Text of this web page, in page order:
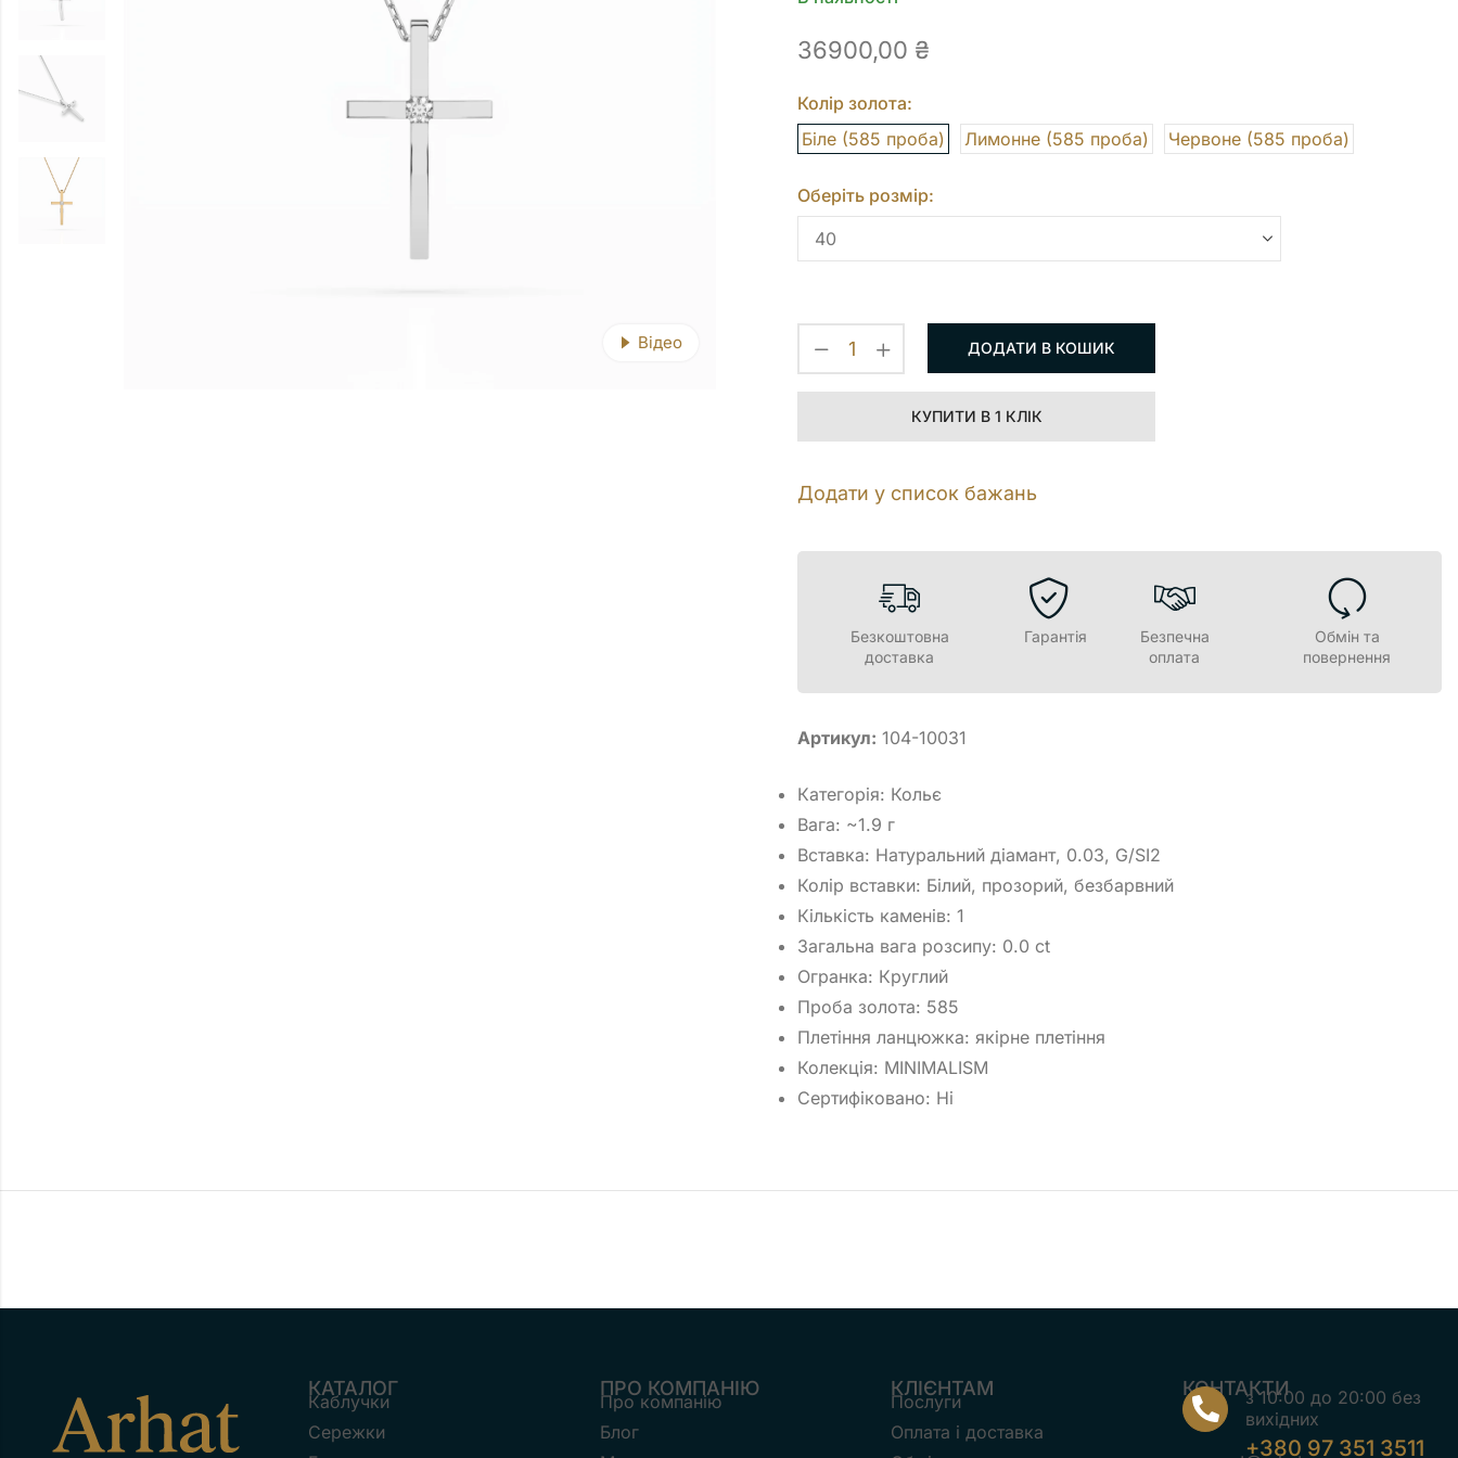
Відео
36900,00 ₴
Колір золота:
Біле (585 проба)
Лимонне (585 проба) Червоне (585 проба)
Оберіть розмір:
ДОДАТИ В КОШИК
КУПИТИ В 1 КЛІК
Додати у список бажань
Безкоштовна
доставка
Гарантія
Безпечна
оплата
Обмін та
повернення
Артикул: 104-10031
Категорія: Кольє
Вага: ~1.9 г
Вставка: Натуральний діамант, 0.03, G/SI2
Колір вставки: Білий, прозорий, безбарвний
Кількість каменів: 1
Загальна вага розсипу: 0.0 ct
Огранка: Круглий
Проба золота: 585
Плетіння ланцюжка: якірне плетіння
Колекція: MINIMALISM
Сертифіковано: Ні
КАТАЛОГ
Каблучки
Сережки
ПРО КОМПАНІЮ
Про компанію
Блог
КЛІЄНТАМ
Послуги
Оплата і доставка
КОНТАКТИз 10:00 до 20:00 без
вихідних
+380 97 351 3511